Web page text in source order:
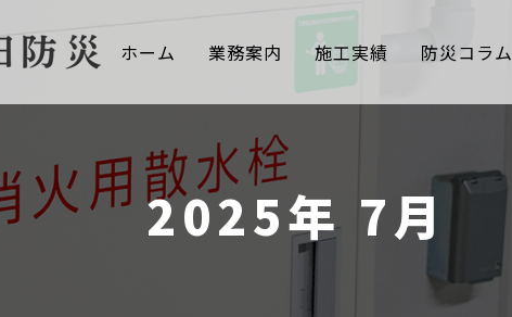
ホーム 業務案内 施工実績 防災コラム
2025年 7月